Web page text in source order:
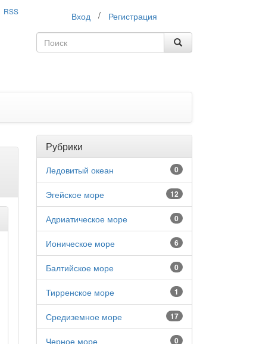
RSS Вход / Регистрация
Рубрики
0
Ледовитый океан
12
Эгейское море
0
Адриатическое море
6
Ионическое море
0
Балтийское море
1
Тирренское море
17
Средиземное море
0
Черное море